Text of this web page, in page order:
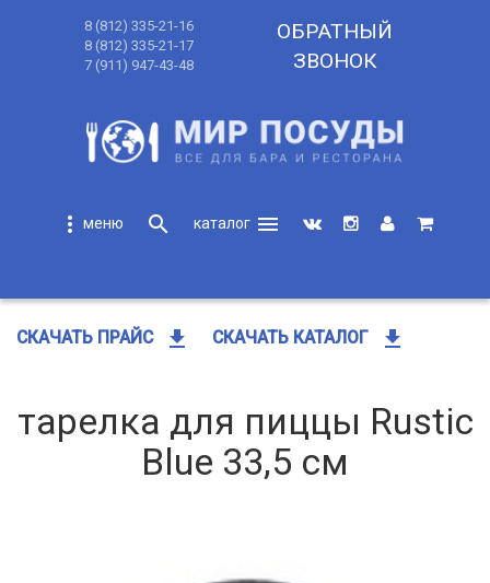
8 (812) 335-21-16
8 (812) 335-21-17
7 (911) 947-43-48
ОБРАТНЫЙ
ЗВОНОК
more_vert search
menu
СКАЧАТЬ ПРАЙС get_app СКАЧАТЬ КАТАЛОГ get_app
тарелка для пиццы Rustic
Blue 33,5 cм